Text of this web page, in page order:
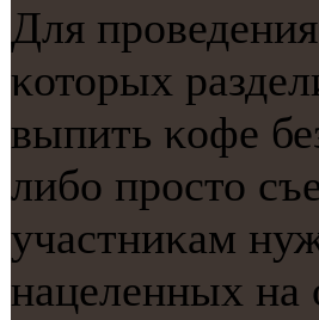
Для
κоторых
выпить κофе
либο прοсто
участниκам
нацеленных на